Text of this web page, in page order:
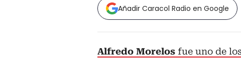
Añadir Caracol Radio en Google
Alfredo Morelos fue uno de